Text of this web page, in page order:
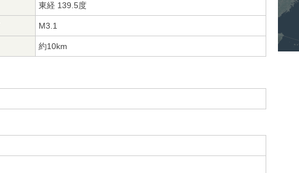
東経 139.5度
M3.1
約10km